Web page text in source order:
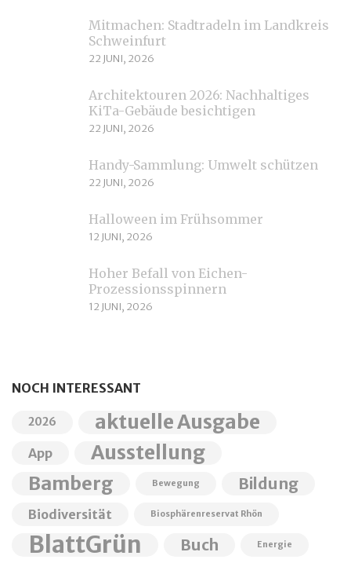
Mitmachen: Stadtradeln im Landkreis
Schweinfurt
22 JUNI, 2026
Architektouren 2026: Nachhaltiges
KiTa-Gebäude besichtigen
22 JUNI, 2026
Handy-Sammlung: Umwelt schützen
22 JUNI, 2026
Halloween im Frühsommer
12 JUNI, 2026
Hoher Befall von Eichen-
Prozessionsspinnern
12 JUNI, 2026
NOCH INTERESSANT
2026 aktuelle Ausgabe
App Ausstellung
Bamberg Bewegung Bildung
Biodiversität Biosphärenreservat Rhön
BlattGrün Buch Energie